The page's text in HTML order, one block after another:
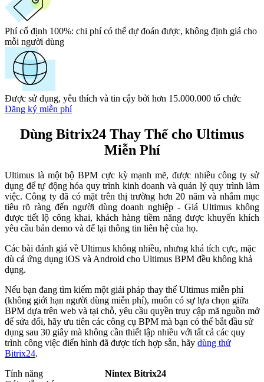
Phí cố định 100%: chi phí có thể dự đoán được, không định giá cho
mỗi người dùng
Được sử dụng, yêu thích và tin cậy bởi hơn 15.000.000 tổ chức
Đăng ký miễn phí
Dùng Bitrix24 Thay Thế cho Ultimus
Miễn Phí
Ultimus là một bộ BPM cực kỳ mạnh mẽ, được nhiều công ty sử
dụng để tự động hóa quy trình kinh doanh và quản lý quy trình làm
việc. Công ty đã có mặt trên thị trường hơn 20 năm và nhắm mục
tiêu rõ ràng đến người dùng doanh nghiệp - Giá Ultimus không
được tiết lộ công khai, khách hàng tiềm năng được khuyến khích
yêu cầu bản demo và để lại thông tin liên hệ của họ.
Các bài đánh giá về Ultimus không nhiều, nhưng khá tích cực, mặc
dù cả ứng dụng iOS và Android cho Ultimus BPM đều không khả
dụng.
Nếu bạn đang tìm kiếm một giải pháp thay thế Ultimus miễn phí
(không giới hạn người dùng miễn phí), muốn có sự lựa chọn giữa
BPM dựa trên web và tại chỗ, yêu cầu quyền truy cập mã nguồn mở
để sửa đổi, hãy ưu tiên các công cụ BPM mà bạn có thể bắt đầu sử
dụng sau 30 giây mà không cần thiết lập nhiều với tất cả các quy
trình công việc điển hình đã được tích hợp sẵn, hãy dùng thử
Bitrix24.
Tính năng
Nintex Bitrix24